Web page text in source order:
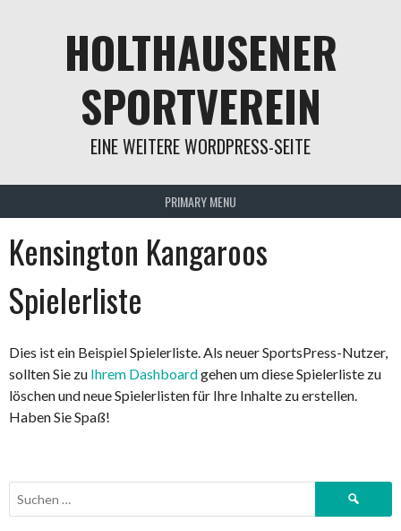
HOLTHAUSENER
SPORTVEREIN
EINE WEITERE WORDPRESS-SEITE
PRIMARY MENU
Kensington Kangaroos
Spielerliste
Dies ist ein Beispiel Spielerliste. Als neuer SportsPress-Nutzer,
sollten Sie zu Ihrem Dashboardgehen um diese Spielerliste zu
löschen und neue Spielerlisten für Ihre Inhalte zu erstellen.
Haben Sie Spaß!
Suchen